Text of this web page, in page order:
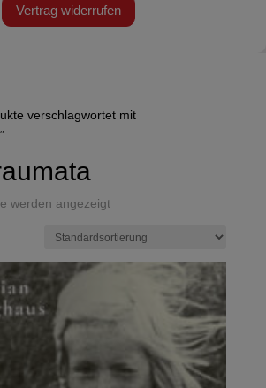
Vertrag widerrufen
verschlagwortet mit
werden angezeigt